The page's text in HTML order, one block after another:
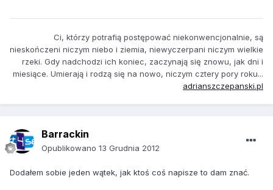
Ci, którzy potrafią postępować niekonwencjonalnie, są
nieskończeni niczym niebo i ziemia, niewyczerpani niczym wielkie
rzeki. Gdy nadchodzi ich koniec, zaczynają się znowu, jak dni i
miesiące. Umierają i rodzą się na nowo, niczym cztery pory roku...
adrianszczepanski.pl
Barrackin
Opublikowano 13 Grudnia 2012
Dodałem sobie jeden wątek, jak ktoś coś napisze to dam znać.